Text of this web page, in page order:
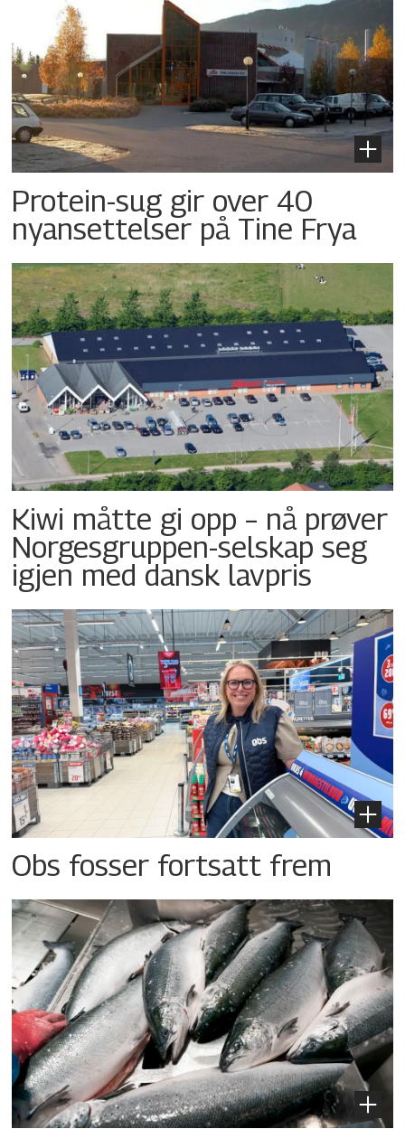
Protein-sug gir over 40
nyansettelser på Tine Frya
Kiwi måtte gi opp – nå prøver
Norgesgruppen-selskap seg
igjen med dansk lavpris
Obs fosser fortsatt frem